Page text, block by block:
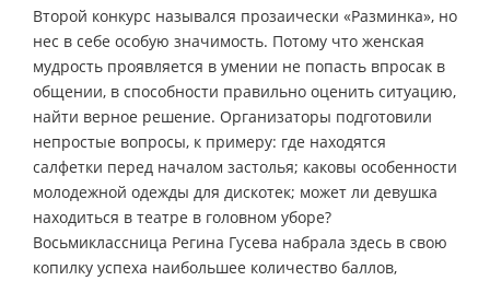
Второй конкурс назывался прозаически «Разминка», но
нес в себе особую значимость. Потому что женская
мудрость проявляется в умении не попасть впросак в
общении, в способности правильно оценить ситуацию,
найти верное решение. Организаторы подготовили
непростые вопросы, к примеру: где находятся
салфетки перед началом застолья; каковы особенности
молодежной одежды для дискотек; может ли девушка
находиться в театре в головном уборе?
Восьмиклассница Регина Гусева набрала здесь в свою
копилку успеха наибольшее количество баллов,